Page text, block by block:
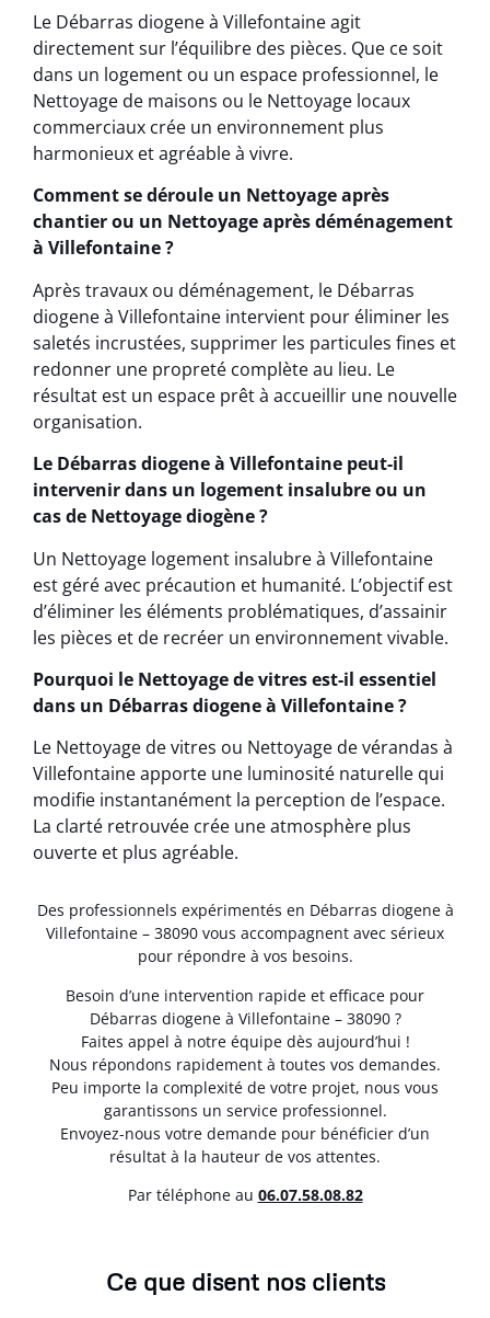
Le Débarras diogene à Villefontaine agit
directement sur l’équilibre des pièces. Que ce soit
dans un logement ou un espace professionnel, le
Nettoyage de maisons ou le Nettoyage locaux
commerciaux crée un environnement plus
harmonieux et agréable à vivre.
Comment se déroule un Nettoyage après
chantier ou un Nettoyage après déménagement
à Villefontaine ?
Après travaux ou déménagement, le Débarras
diogene à Villefontaine intervient pour éliminer les
saletés incrustées, supprimer les particules fines et
redonner une propreté complète au lieu. Le
résultat est un espace prêt à accueillir une nouvelle
organisation.
Le Débarras diogene à Villefontaine peut-il
intervenir dans un logement insalubre ou un
cas de Nettoyage diogène ?
Un Nettoyage logement insalubre à Villefontaine
est géré avec précaution et humanité. L’objectif est
d’éliminer les éléments problématiques, d’assainir
les pièces et de recréer un environnement vivable.
Pourquoi le Nettoyage de vitres est-il essentiel
dans un Débarras diogene à Villefontaine ?
Le Nettoyage de vitres ou Nettoyage de vérandas à
Villefontaine apporte une luminosité naturelle qui
modifie instantanément la perception de l’espace.
La clarté retrouvée crée une atmosphère plus
ouverte et plus agréable.
Des professionnels expérimentés en Débarras diogene à
Villefontaine – 38090 vous accompagnent avec sérieux
pour répondre à vos besoins.
Besoin d’une intervention rapide et efficace pour
Débarras diogene à Villefontaine – 38090 ?
Faites appel à notre équipe dès aujourd’hui !
Nous répondons rapidement à toutes vos demandes.
Peu importe la complexité de votre projet, nous vous
garantissons un service professionnel.
Envoyez-nous votre demande pour bénéficier d’un
résultat à la hauteur de vos attentes.
Par téléphone au 06.07.58.08.82
Ce que disent nos clients